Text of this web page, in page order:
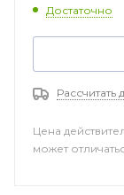
Достаточно
Рассчитать
Цена
может